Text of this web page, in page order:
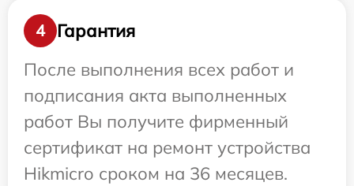
4
Гарантия
После выполнения всех работ и
подписания акта выполненных
работ Вы получите фирменный
сертификат на ремонт устройства
Hikmicro сроком на 36 месяцев.